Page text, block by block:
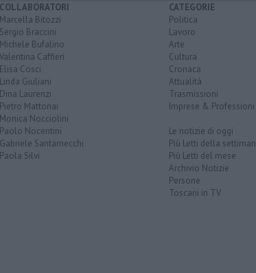
COLLABORATORI
Marcella Bitozzi
Sergio Braccini
Michele Bufalino
Valentina Caffieri
Elisa Cosci
Linda Giuliani
Dina Laurenzi
Pietro Mattonai
Monica Nocciolini
Paolo Nocentini
Gabriele Santarnecchi
Paola Silvi
CATEGORIE
Politica
Lavoro
Arte
Cultura
Cronaca
Attualità
Trasmissioni
Imprese & Professioni
Le notizie di oggi
Più Letti della
Più Letti del mese
Archivio Notizie
Persone
Toscani in TV